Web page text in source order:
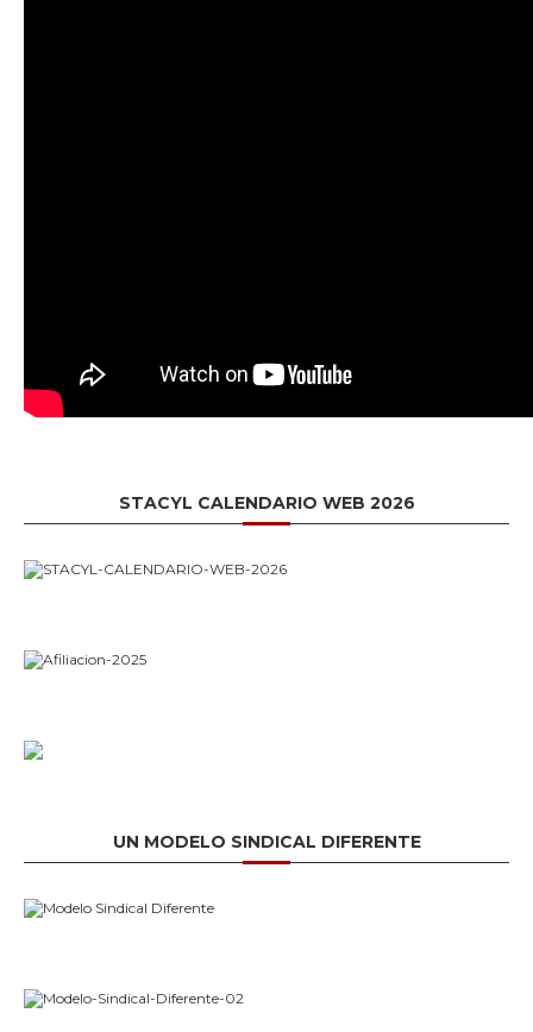
STACYL CALENDARIO WEB 2026
UN MODELO SINDICAL DIFERENTE